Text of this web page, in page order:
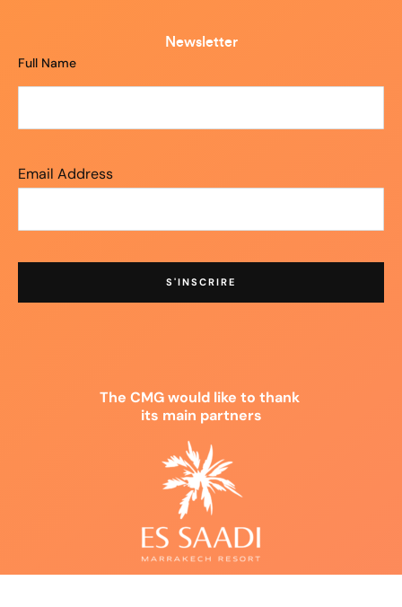
Newsletter
Full Name
Email Address
The CMG would like to thank
its main partners